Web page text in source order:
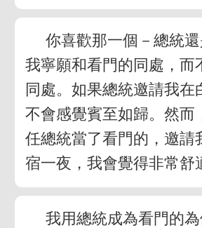
你喜歡那一個－總統還
我寧願和看門的同處，而
同處。如果總統邀請我在
不會感覺賓至如歸。然而
任總統當了看門的，邀請
宿一夜，我會覺得非常舒
我用總統成為看門的